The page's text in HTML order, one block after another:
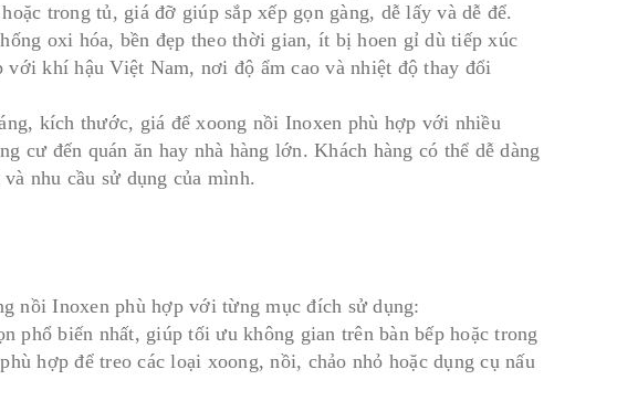
trong tủ, giá đỡ giúp sắp xếp gọn gàng, dễ lấy và dễ để.
oxi hóa, bền đẹp theo thời gian, ít bị hoen gỉ dù tiếp xúc
khí hậu Việt Nam, nơi độ ẩm cao và nhiệt độ thay đổi
kích thước, giá để xoong nồi Inoxen phù hợp với nhiều
cư đến quán ăn hay nhà hàng lớn. Khách hàng có thể dễ dàng
nhu cầu sử dụng của mình.
nồi Inoxen phù hợp với từng mục đích sử dụng:
phổ biến nhất, giúp tối ưu không gian trên bàn bếp hoặc trong
hợp để treo các loại xoong, nồi, chảo nhỏ hoặc dụng cụ nấu